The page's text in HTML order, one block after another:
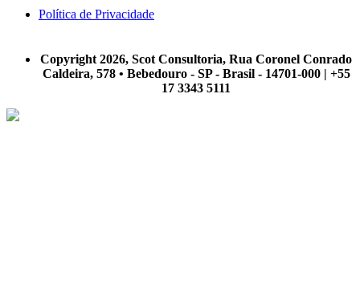
Política de Privacidade
Copyright 2026, Scot Consultoria, Rua Coronel Conrado
Caldeira, 578 • Bebedouro - SP - Brasil - 14701-000 | +55
17 3343 5111